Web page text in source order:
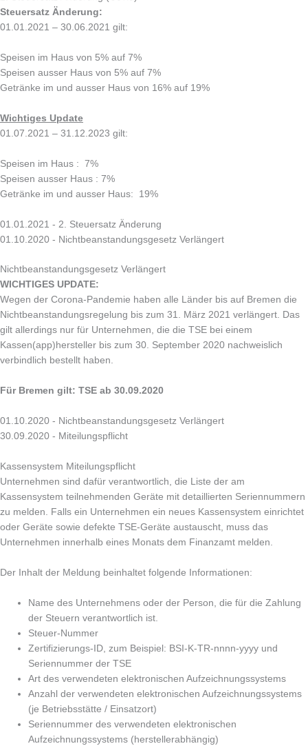
Steuersatz Änderung:
01.01.2021 – 30.06.2021 gilt:
Speisen im Haus von 5% auf 7%
Speisen ausser Haus von 5% auf 7%
Getränke im und ausser Haus von 16% auf 19%
Wichtiges Update
01.07.2021 – 31.12.2023 gilt:
Speisen im Haus : 7%
Speisen ausser Haus : 7%
Getränke im und ausser Haus: 19%
01.01.2021 - 2. Steuersatz Änderung
01.10.2020 - Nichtbeanstandungsgesetz Verlängert
Nichtbeanstandungsgesetz Verlängert
WICHTIGES UPDATE:
Wegen der Corona-Pandemie haben alle Länder bis auf Bremen die
Nichtbeanstandungsregelung bis zum 31. März 2021 verlängert. Das
gilt allerdings nur für Unternehmen, die die TSE bei einem
Kassen(app)hersteller bis zum 30. September 2020 nachweislich
verbindlich bestellt haben.
Für Bremen gilt: TSE ab 30.09.2020
01.10.2020 - Nichtbeanstandungsgesetz Verlängert
30.09.2020 - Miteilungspflicht
Kassensystem Miteilungspflicht
Unternehmen sind dafür verantwortlich, die Liste der am
Kassensystem teilnehmenden Geräte mit detaillierten Seriennummern
zu melden. Falls ein Unternehmen ein neues Kassensystem einrichtet
oder Geräte sowie defekte TSE-Geräte austauscht, muss das
Unternehmen innerhalb eines Monats dem Finanzamt melden.
Der Inhalt der Meldung beinhaltet folgende Informationen:
Name des Unternehmens oder der Person, die für die Zahlung
der Steuern verantwortlich ist.
Steuer-Nummer
Zertifizierungs-ID, zum Beispiel: BSI-K-TR-nnnn-yyyy und
Seriennummer der TSE
Art des verwendeten elektronischen Aufzeichnungssystems
Anzahl der verwendeten elektronischen Aufzeichnungssystems
(je Betriebsstätte / Einsatzort)
Seriennummer des verwendeten elektronischen
Aufzeichnungssystems (herstellerabhängig)